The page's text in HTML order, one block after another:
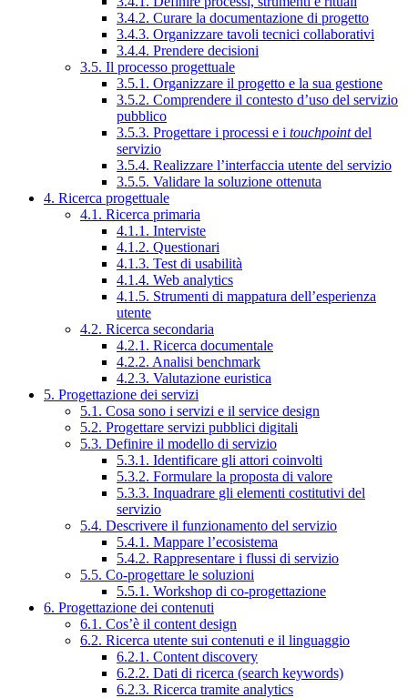
3.4.2. Curare la documentazione di progetto
3.4.3. Organizzare tavoli tecnici collaborativi
3.4.4. Prendere decisioni
3.5. Il processo progettuale
3.5.1. Organizzare il progetto e la sua gestione
3.5.2. Comprendere il contesto d’uso del servizio
pubblico
3.5.3. Progettare i processi e i touchpointdel
servizio
3.5.4. Realizzare l’interfaccia utente del servizio
3.5.5. Validare la soluzione ottenuta
4. Ricerca progettuale
4.1. Ricerca primaria
4.1.1. Interviste
4.1.2. Questionari
4.1.3. Test di usabilità
4.1.4. Web analytics
4.1.5. Strumenti di mappatura dell’esperienza
utente
4.2. Ricerca secondaria
4.2.1. Ricerca documentale
4.2.2. Analisi benchmark
4.2.3. Valutazione euristica
5. Progettazione dei servizi
5.1. Cosa sono i servizi e il service design
5.2. Progettare servizi pubblici digitali
5.3. Definire il modello di servizio
5.3.1. Identificare gli attori coinvolti
5.3.2. Formulare la proposta di valore
5.3.3. Inquadrare gli elementi costitutivi del
servizio
5.4. Descrivere il funzionamento del servizio
5.4.1. Mappare l’ecosistema
5.4.2. Rappresentare i flussi di servizio
5.5. Co-progettare le soluzioni
5.5.1. Workshop di co-progettazione
6. Progettazione dei contenuti
6.1. Cos’è il content design
6.2. Ricerca utente sui contenuti e il linguaggio
6.2.1. Content discovery
6.2.2. Dati di ricerca (search keywords)
6.2.3. Ricerca tramite analytics